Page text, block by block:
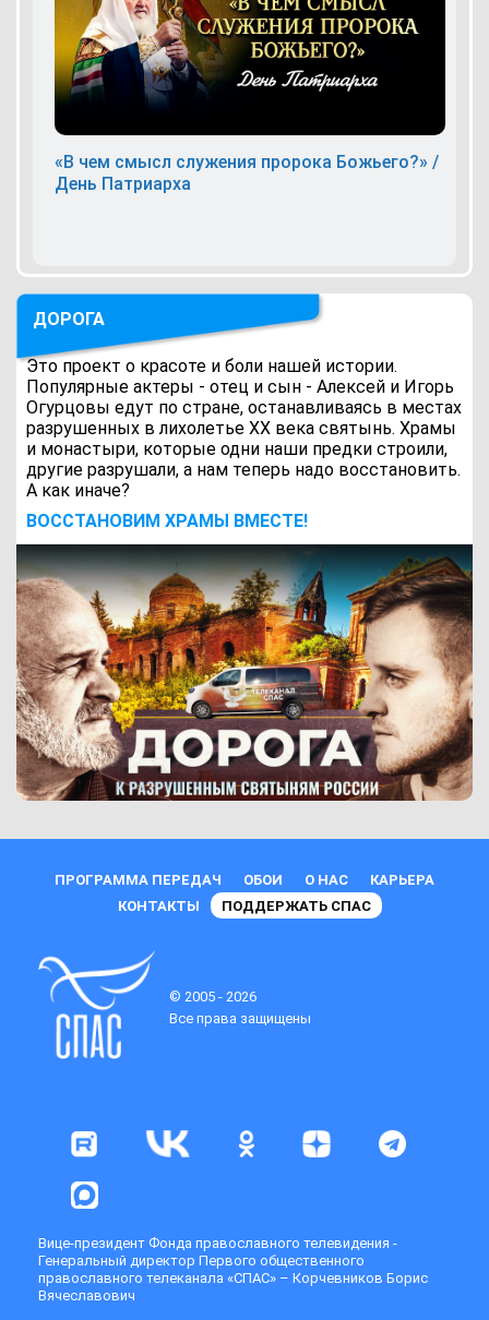
«В чем смысл служения пророка Божьего?» /
День Патриарха
ДОРОГА
Это проект о красоте и боли нашей истории.
Популярные актеры - отец и сын - Алексей и Игорь
Огурцовы едут по стране, останавливаясь в местах
разрушенных в лихолетье ХХ века святынь. Храмы
и монастыри, которые одни наши предки строили,
другие разрушали, а нам теперь надо восстановить.
А как иначе?
ВОCСТАНОВИМ ХРАМЫ ВМЕСТЕ!
ПРОГРАММА ПЕРЕДАЧ ОБОИ О НАС
КАРЬЕРА
КОНТАКТЫ
ПОДДЕРЖАТЬ СПАС
© 2005 - 2026
Все права защищены
Вице-президент Фонда православного телевидения -
Генеральный директор Первого общественного
православного телеканала «СПАС» – Корчевников Борис
Вячеславович